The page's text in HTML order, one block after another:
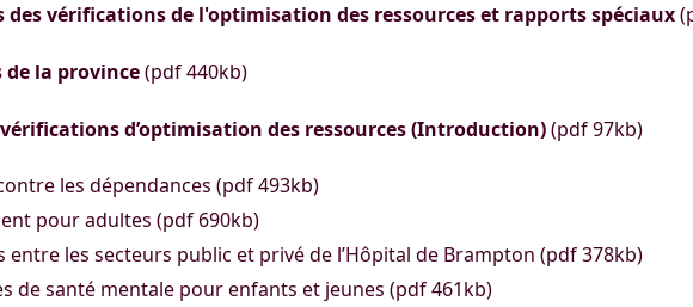
des vérifications de l'optimisation des ressources et rapports spéciaux
de la province(pdf 440kb)
d’optimisation des ressources (Introduction)(pdf 97kb)
les dépendances (pdf 493kb)
pour adultes (pdf 690kb)
les secteurs public et privé de l’Hôpital de Brampton (pdf 378kb)
de santé mentale pour enfants et jeunes (pdf 461kb)